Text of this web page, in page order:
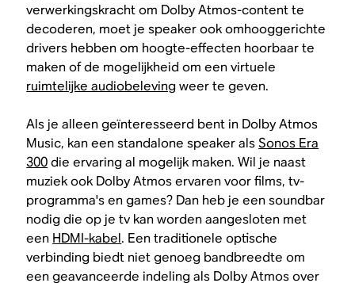
verwerkingskracht om Dolby Atmos-content te
decoderen, moet je speaker ook omhooggerichte
drivers hebben om hoogte-effecten hoorbaar te
maken of de mogelijkheid om een virtuele
ruimtelijke audiobelevingweer te geven.
Als je alleen geïnteresseerd bent in Dolby Atmos
Music, kan een standalone speaker alsSonos Era
300die ervaring al mogelijk maken. Wil je naast
muziek ook Dolby Atmos ervaren voor films, tv-
programma's en games? Dan heb je een soundbar
nodig die op je tv kan worden aangesloten met
een HDMI-kabel. Een traditionele optische
verbinding biedt niet genoeg bandbreedte om
een geavanceerde indeling als Dolby Atmos over